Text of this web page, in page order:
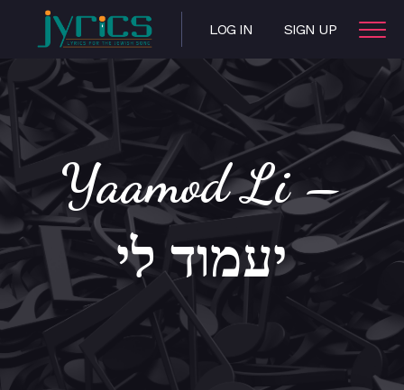
LOG IN SIGN UP
Yaamod Li –
יעמוד לי